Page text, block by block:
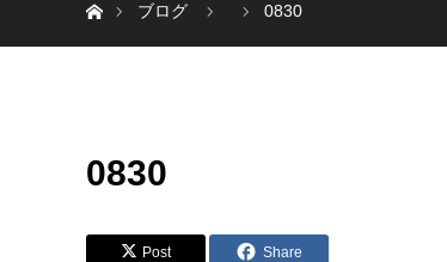
ブログ
0830
0830
Post Share